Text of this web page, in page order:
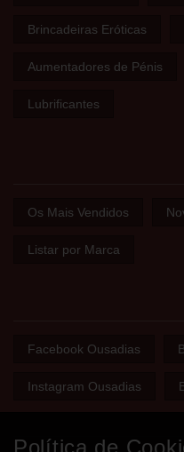
Brincadeiras Eróticas
Aumentadores de Pénis
Lubrificantes
Os Mais Vendidos
Listar por Marca
Facebook Ousadias
Instagram Ousadias
Política de